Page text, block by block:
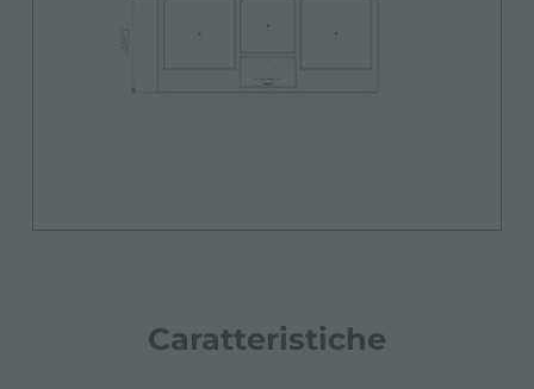
Caratteristiche